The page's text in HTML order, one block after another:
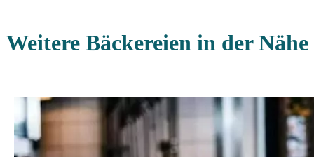
Weitere Bäckereien in der Nähe